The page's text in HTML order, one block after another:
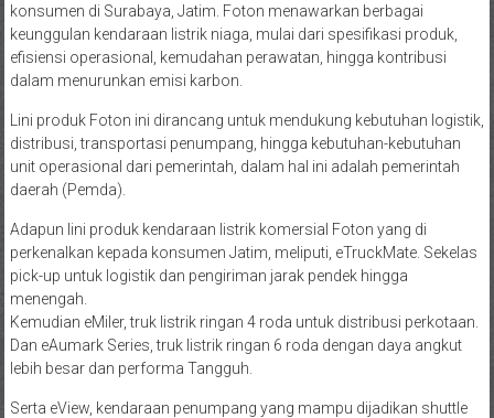
konsumen di Surabaya, Jatim. Foton menawarkan berbagai
keunggulan kendaraan listrik niaga, mulai dari spesifikasi produk,
efisiensi operasional, kemudahan perawatan, hingga kontribusi
dalam menurunkan emisi karbon.
Lini produk Foton ini dirancang untuk mendukung kebutuhan logistik,
distribusi, transportasi penumpang, hingga kebutuhan-kebutuhan
unit operasional dari pemerintah, dalam hal ini adalah pemerintah
daerah (Pemda).
Adapun lini produk kendaraan listrik komersial Foton yang di
perkenalkan kepada konsumen Jatim, meliputi, eTruckMate. Sekelas
pick-up untuk logistik dan pengiriman jarak pendek hingga
menengah.
Kemudian eMiler, truk listrik ringan 4 roda untuk distribusi perkotaan.
Dan eAumark Series, truk listrik ringan 6 roda dengan daya angkut
lebih besar dan performa Tangguh.
Serta eView, kendaraan penumpang yang mampu dijadikan shuttle